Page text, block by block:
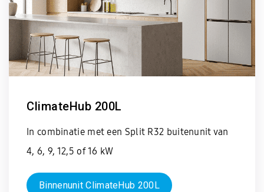
ClimateHub 200L
In combinatie met een Split R32 buitenunit van
4, 6, 9, 12,5 of 16 kW
Binnenunit ClimateHub 200L